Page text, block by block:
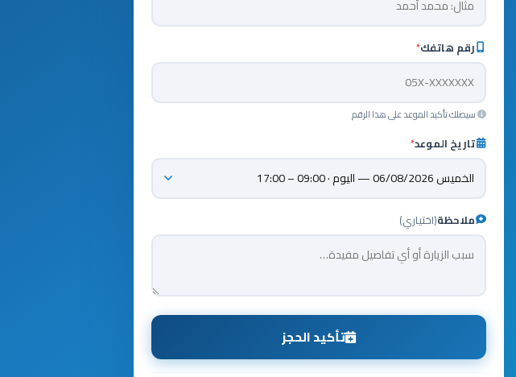
رقم هاتفك*
سيصلك تأكيد الموعد على هذا الرقم
تاريخ الموعد*
ملاحظة(اختياري)
تأكيد الحجز